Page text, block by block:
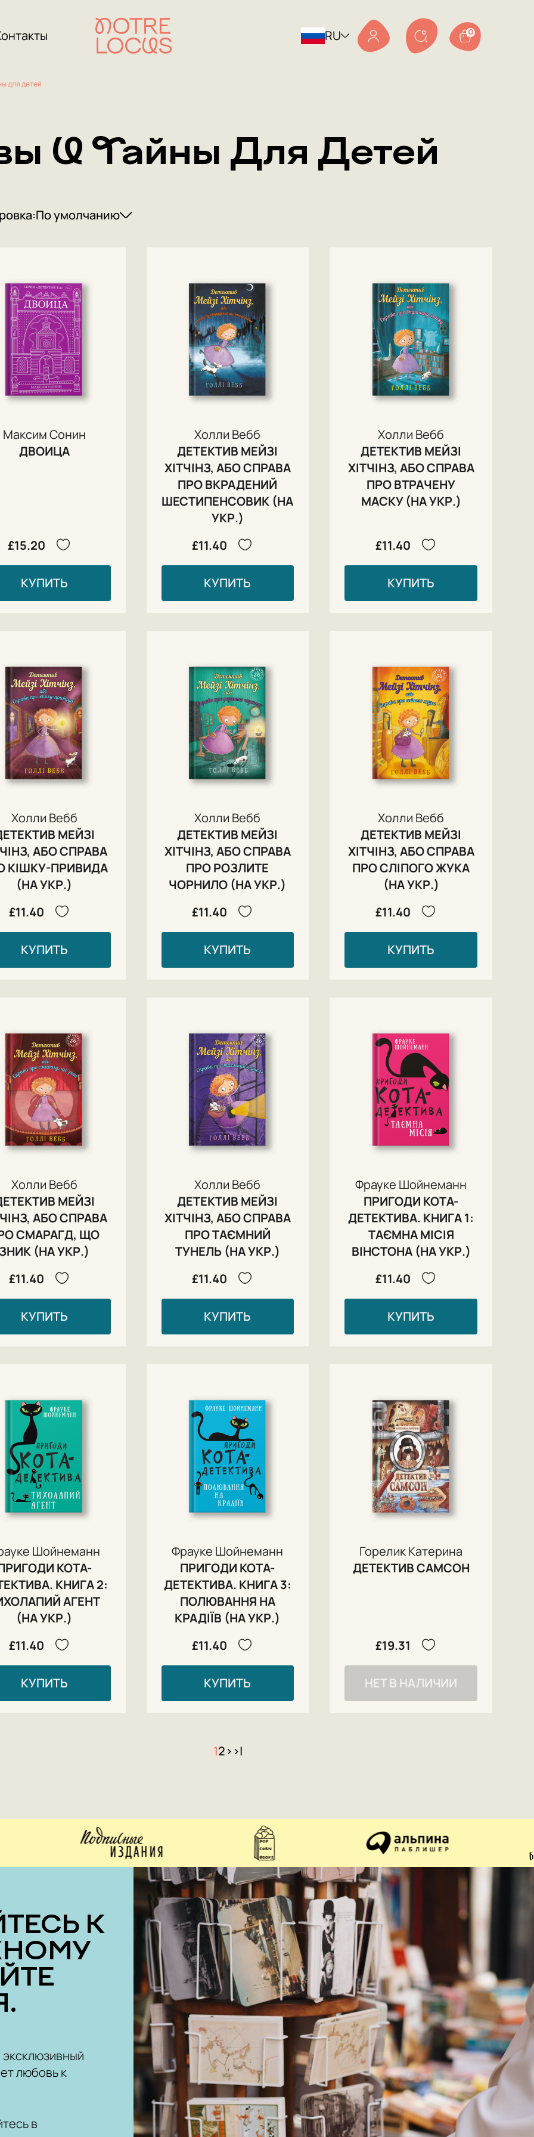
RU 0
для детей
И Тайны Для Детей
По умолчанию
Максим Сонин
ДВОИЦА
£15.20
КУПИТЬ
Холли Вебб
ДЕТЕКТИВ МЕЙЗІ
ХІТЧІНЗ, АБО СПРАВА
ПРО ВКРАДЕНИЙ
ШЕСТИПЕНСОВИК (НА
УКР.)
£11.40
КУПИТЬ
Холли Вебб
ДЕТЕКТИВ МЕЙЗІ
ХІТЧІНЗ, АБО СПРАВА
ПРО ВТРАЧЕНУ
МАСКУ (НА УКР.)
£11.40
КУПИТЬ
Холли Вебб
МЕЙЗІ
АБО СПРАВА
КІШКУ-ПРИВИДА
(НА УКР.)
£11.40
КУПИТЬ
Холли Вебб
ДЕТЕКТИВ МЕЙЗІ
ХІТЧІНЗ, АБО СПРАВА
ПРО РОЗЛИТЕ
ЧОРНИЛО (НА УКР.)
£11.40
КУПИТЬ
Холли Вебб
ДЕТЕКТИВ МЕЙЗІ
ХІТЧІНЗ, АБО СПРАВА
ПРО СЛІПОГО ЖУКА
(НА УКР.)
£11.40
КУПИТЬ
Холли Вебб
МЕЙЗІ
АБО СПРАВА
СМАРАГД, ЩО
(НА УКР.)
£11.40
КУПИТЬ
Холли Вебб
ДЕТЕКТИВ МЕЙЗІ
ХІТЧІНЗ, АБО СПРАВА
ПРО ТАЄМНИЙ
ТУНЕЛЬ (НА УКР.)
£11.40
КУПИТЬ
Фрауке Шойнеманн
ПРИГОДИ КОТА-
ДЕТЕКТИВА. КНИГА 1:
ТАЄМНА МІСІЯ
ВІНСТОНА (НА УКР.)
£11.40
КУПИТЬ
Шойнеманн
КОТА-
КНИГА 2:
АГЕНТ
(НА УКР.)
£11.40
КУПИТЬ
Фрауке Шойнеманн
ПРИГОДИ КОТА-
ДЕТЕКТИВА. КНИГА 3:
ПОЛЮВАННЯ НА
КРАДІЇВ (НА УКР.)
£11.40
КУПИТЬ
Горелик Катерина
ДЕТЕКТИВ САМСОН
£19.31
НЕТ В НАЛИЧИИ
12> >|
любовь к
в